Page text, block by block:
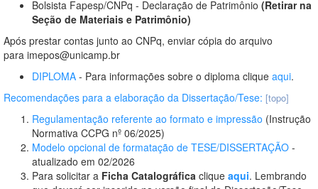
Bolsista Fapesp/CNPq - Declaração de Patrimônio (Retirar na
Seção de Materiais e Patrimônio)
Após prestar contas junto ao CNPq, enviar cópia do arquivo
para imepos@unicamp.br
DIPLOMA - Para informações sobre o diploma clique aqui.
Recomendações para a elaboração da Dissertação/Tese: [topo]
Regulamentação referente ao formato e impressão (Instrução
Normativa CCPG nº 06/2025)
Modelo opcional de formatação de TESE/DISSERTAÇÃO -
atualizado em 02/2026
Para solicitar a Ficha Catalográfica clique aqui. Lembrando